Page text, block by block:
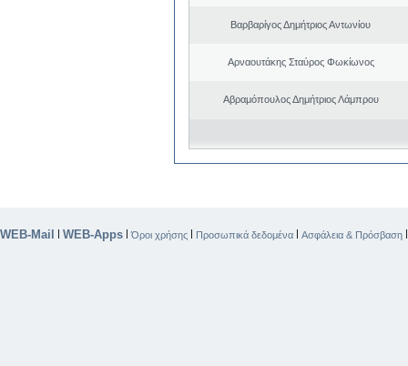
Βαρβαρίγος Δημήτριος Αντωνίου
Αρναουτάκης Σταύρος Φωκίωνος
Αβραμόπουλος Δημήτριος Λάμπρου
WEB-Mail | WEB-Apps |Όροι χρήσης | Προσωπικά δεδομένα | Ασφάλεια & Πρόσβαση